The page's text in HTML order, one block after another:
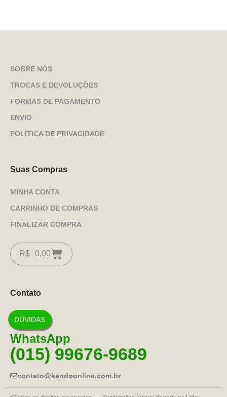
SOBRE NÓS
TROCAS E DEVOLUÇÕES
FORMAS DE PAGAMENTO
ENVIO
POLÍTICA DE PRIVACIDADE
Suas Compras
MINHA CONTA
CARRINHO DE COMPRAS
FINALIZAR COMPRA
R$ 0,00
Contato
DÚVIDAS
WhatsApp
(015) 99676-9689
contato@kendoonline.com.br